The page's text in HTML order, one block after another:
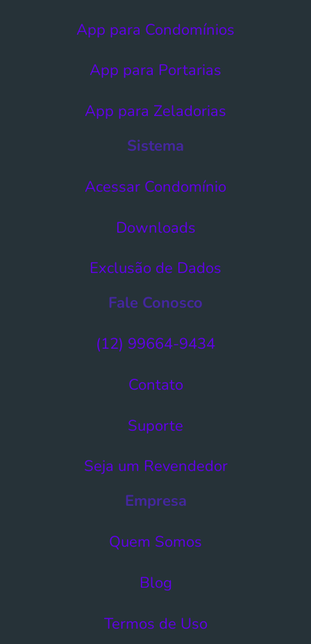
App para Condomínios
App para Portarias
App para Zeladorias
Sistema
Acessar Condomínio​
Downloads
Exclusão de Dados​
Fale Conosco
(12) 99664-9434
Contato
Suporte
Seja um Revendedor
Empresa
Quem Somos
Blog
Termos de Uso​